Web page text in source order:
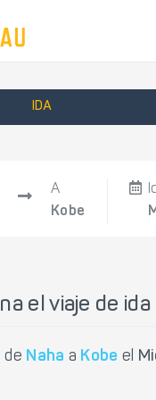
IDA
A
Kobe
el viaje de ida
de Naha a Kobe el